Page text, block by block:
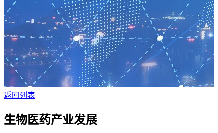
返回列表
生物医药产业发展